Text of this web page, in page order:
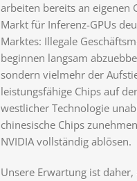
arbeiten bereits an eigenen
Markt für Inferenz-GPUs
Marktes: Illegale
beginnen langsam
sondern vielmehr der
leistungsfähige Chips auf
westlicher Technologie
chinesische Chips
NVIDIA vollständig ablösen.
Unsere Erwartung ist